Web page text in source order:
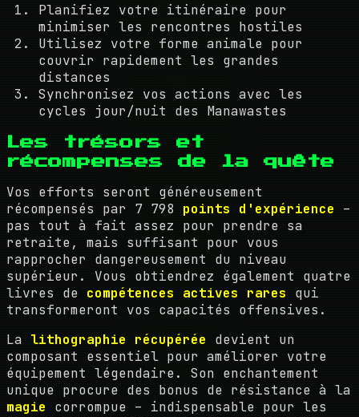
Planifiez votre itinéraire pour
minimiser les rencontres hostiles
Utilisez votre forme animale pour
couvrir rapidement les grandes
distances
Synchronisez vos actions avec les
cycles jour/nuit des Manawastes
Les trésors et
récompenses de la quête
Vos efforts seront généreusement
récompensés par 7 798 points d'expérience –
pas tout à fait assez pour prendre sa
retraite, mais suffisant pour vous
rapprocher dangereusement du niveau
supérieur. Vous obtiendrez également quatre
livres de compétences actives rares qui
transformeront vos capacités offensives.
La lithographie récupérée devient un
composant essentiel pour améliorer votre
équipement légendaire. Son enchantement
unique procure des bonus de résistance à la
magie corrompue – indispensable pour les